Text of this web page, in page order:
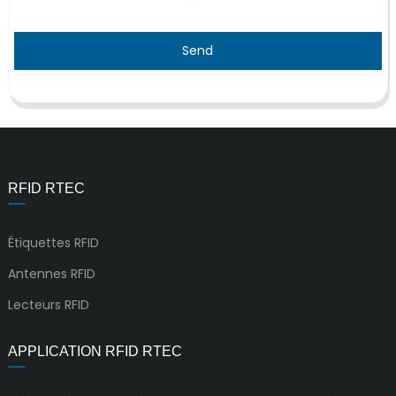
Send
RFID RTEC
Étiquettes RFID
Antennes RFID
Lecteurs RFID
APPLICATION RFID RTEC